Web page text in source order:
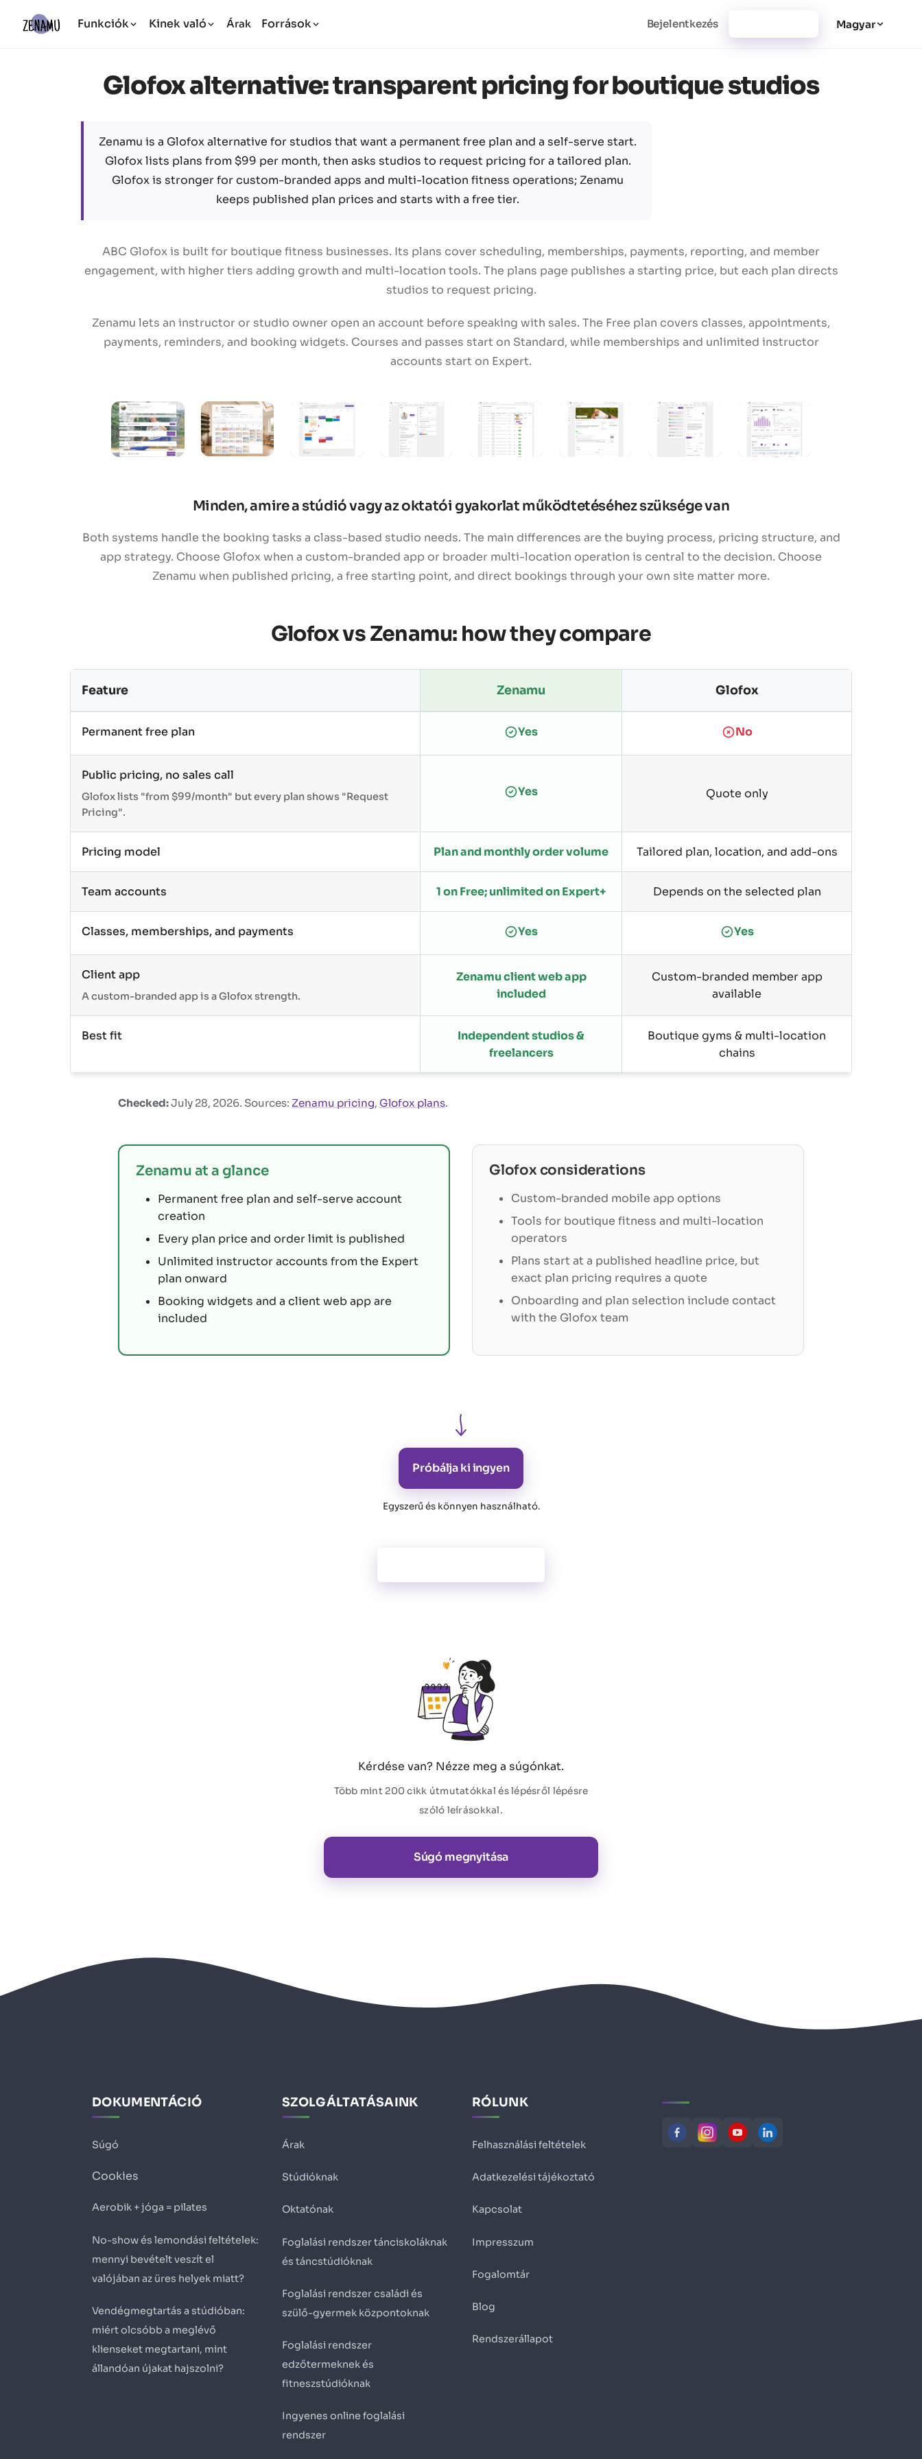
Funkciók Kinek való Árak Források Bejelentkezés Magyar
Glofox alternative: transparent pricing for boutique studios
Zenamu is a Glofox alternative for studios that want a permanent free plan and a self-serve start.
Glofox lists plans from $99 per month, then asks studios to request pricing for a tailored plan.
Glofox is stronger for custom-branded apps and multi-location fitness operations; Zenamu
keeps published plan prices and starts with a free tier.
ABC Glofox is built for boutique fitness businesses. Its plans cover scheduling, memberships, payments, reporting, and member
engagement, with higher tiers adding growth and multi-location tools. The plans page publishes a starting price, but each plan directs
studios to request pricing.
Zenamu lets an instructor or studio owner open an account before speaking with sales. The Free plan covers classes, appointments,
payments, reminders, and booking widgets. Courses and passes start on Standard, while memberships and unlimited instructor
accounts start on Expert.
Minden, amire a stúdió vagy az oktatói gyakorlat működtetéséhez szüksége van
Both systems handle the booking tasks a class-based studio needs. The main differences are the buying process, pricing structure, and
app strategy. Choose Glofox when a custom-branded app or broader multi-location operation is central to the decision. Choose
Zenamu when published pricing, a free starting point, and direct bookings through your own site matter more.
Glofox vs Zenamu: how they compare
Feature Zenamu Glofox
Permanent free plan Yes No
Public pricing, no sales call
Glofox lists "from $99/month" but every plan shows "Request
Pricing".
Yes Quote only
Pricing model Plan and monthly order volume Tailored plan, location, and add-ons
Team accounts 1 on Free; unlimited on Expert+ Depends on the selected plan
Classes, memberships, and payments Yes Yes
Client app
A custom-branded app is a Glofox strength.
Zenamu client web app
included
Custom-branded member app
available
Best fit
Independent studios &
freelancers
Boutique gyms & multi-location
chains
Checked:July 28, 2026. Sources: Zenamu pricing, Glofox plans.
Zenamu at a glance
Permanent free plan and self-serve account
creation
Every plan price and order limit is published
Unlimited instructor accounts from the Expert
plan onward
Booking widgets and a client web app are
included
Glofoxconsiderations
Custom-branded mobile app options
Tools for boutique fitness and multi-location
operators
Plans start at a published headline price, but
exact plan pricing requires a quote
Onboarding and plan selection include contact
with the Glofox team
Próbálja ki ingyen
Egyszerű és könnyen használható.
Kérdése van? Nézze meg a súgónkat.
Több mint 200 cikk útmutatókkal és lépésről lépésre
szóló leírásokkal.
Súgó megnyitása
DOKUMENTÁCIÓ
Súgó
Cookies
Aerobik + jóga = pilates
No-show és lemondási feltételek:
mennyi bevételt veszít el
valójában az üres helyek miatt?
Vendégmegtartás a stúdióban:
miért olcsóbb a meglévő
klienseket megtartani, mint
állandóan újakat hajszolni?
SZOLGÁLTATÁSAINK
Árak
Stúdióknak
Oktatónak
Foglalási rendszer tánciskoláknak
és táncstúdióknak
Foglalási rendszer családi és
szülő-gyermek központoknak
Foglalási rendszer
edzőtermeknek és
fitneszstúdióknak
Ingyenes online foglalási
rendszer
RÓLUNK
Felhasználási feltételek
Adatkezelési tájékoztató
Kapcsolat
Impresszum
Fogalomtár
Blog
Rendszerállapot